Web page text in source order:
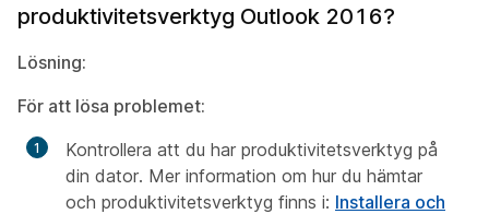
produktivitetsverktyg Outlook 2016?
Lösning:
För att lösa problemet:
Kontrollera att du har produktivitetsverktyg på
din dator. Mer information om hur du hämtar
och produktivitetsverktyg finns i: Installera och